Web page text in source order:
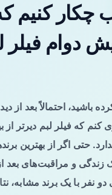
چکار کنیم
افزایش
باشید، احتمالاً بعد از
که فیلر لبم دیرتر
حتی اگر از بهترین
زندگی و مراقبت‌های بعد
نفر با یک برند مشابه،